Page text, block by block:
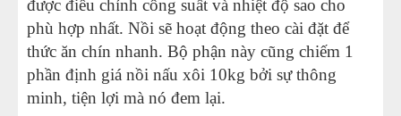
được điều chỉnh công suất và nhiệt độ sao cho
phù hợp nhất. Nồi sẽ hoạt động theo cài đặt để
thức ăn chín nhanh. Bộ phận này cũng chiếm 1
phần định giá nồi nấu xôi 10kg bởi sự thông
minh, tiện lợi mà nó đem lại.